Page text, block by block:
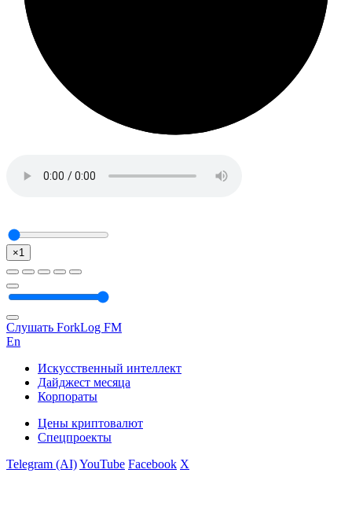
×1
Слушать ForkLog FM
En
Искусственный интеллект
Дайджест месяца
Корпораты
Цены криптовалют
Спецпроекты
Telegram (AI)YouTube Facebook X